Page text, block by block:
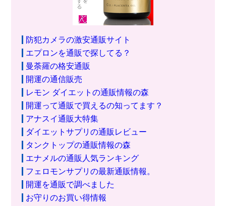
防犯カメラの激安通販サイト
エプロンを通販で探してる？
曼荼羅の格安通販
開運の通信販売
レモン ダイエットの通販情報の森
開運って通販で買えるの知ってます？
アナスイ通販大特集
ダイエットサプリの通販レビュー
タンクトップの通販情報の森
エナメルの通販人気ランキング
フェロモンサプリの最新通販情報。
開運を通販で調べました
お守りのお買い得情報